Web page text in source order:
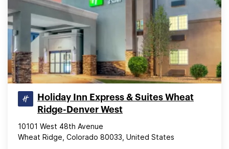
Holiday Inn Express & Suites Wheat
Ridge-Denver West
10101 West 48th Avenue
Wheat Ridge, Colorado 80033, United States